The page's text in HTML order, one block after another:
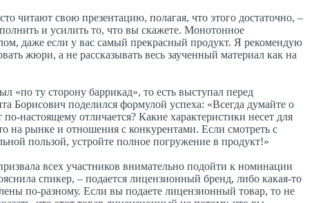
читают свою презентацию, полагая, что этого достаточно, –
и усилить то, что вы скажете. Монотонное
даже если у вас самый прекрасный продукт. Я рекомендую
жюри, а не рассказывать весь заученный материал как на
«по ту сторону баррикад», то есть выступал перед
Борисович поделился формулой успеха: «Всегда думайте о
настоящему отличается? Какие характеристики несет для
на рынке и отношения с конкурентами. Если смотреть с
пользой, устройте полное погружение в продукт!»
всех участников внимательно подойти к номинации
спикер, – подается лицензионный бренд, либо какая-то
по-разному. Если вы подаете лицензионный товар, то не